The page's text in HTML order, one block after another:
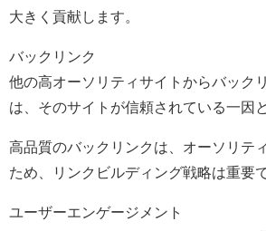
大きく貢献します。
バックリンク
他の高オーソリティサイトからバック
は、そのサイトが信頼されている一因
高品質のバックリンクは、オーソリテ
ため、リンクビルディング戦略は重要で
ユーザーエンゲージメント